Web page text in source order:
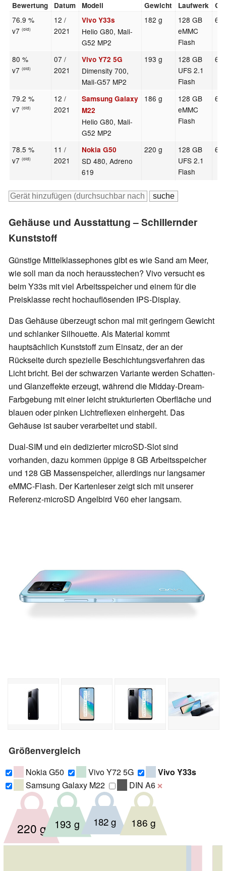
Bewertung Datum Modell Gewicht Laufwerk
76.9 %
v7(old)
12 /
2021
Vivo Y33s
Helio G80, Mali-
G52 MP2
182 g
128 GB
eMMC
Flash
80 %
v7(old)
07 /
2021
Vivo Y72 5G
Dimensity 700,
Mali-G57 MP2
193 g
128 GB
UFS 2.1
Flash
79.2 %
v7(old)
12 /
2021
Samsung Galaxy
M22
Helio G80, Mali-
G52 MP2
186 g
128 GB
eMMC
Flash
78.5 %
v7(old)
11 /
2021
Nokia G50
SD 480, Adreno
619
220 g
128 GB
UFS 2.1
Flash
Gehäuse und Ausstattung – Schillernder
Kunststoff
Günstige Mittelklassephones gibt es wie Sand am Meer,
wie soll man da noch herausstechen? Vivo versucht es
beim Y33s mit viel Arbeitsspeicher und einem für die
Preisklasse recht hochauflösenden IPS-Display.
Das Gehäuse überzeugt schon mal mit geringem Gewicht
und schlanker Silhouette. Als Material kommt
hauptsächlich Kunststoff zum Einsatz, der an der
Rückseite durch spezielle Beschichtungsverfahren das
Licht bricht. Bei der schwarzen Variante werden Schatten-
und Glanzeffekte erzeugt, während die Midday-Dream-
Farbgebung mit einer leicht strukturierten Oberfläche und
blauen oder pinken Lichtreflexen einhergeht. Das
Gehäuse ist sauber verarbeitet und stabil.
Dual-SIM und ein dedizierter microSD-Slot sind
vorhanden, dazu kommen üppige 8 GB Arbeitsspeicher
und 128 GB Massenspeicher, allerdings nur langsamer
eMMC-Flash. Der Kartenleser zeigt sich mit unserer
Referenz-microSD Angelbird V60 eher langsam.
Größenvergleich
Nokia G50 Vivo Y72 5G
Vivo Y33s
Samsung Galaxy M22
DIN A6 ❌
220 g 193 g 182 g 186 g